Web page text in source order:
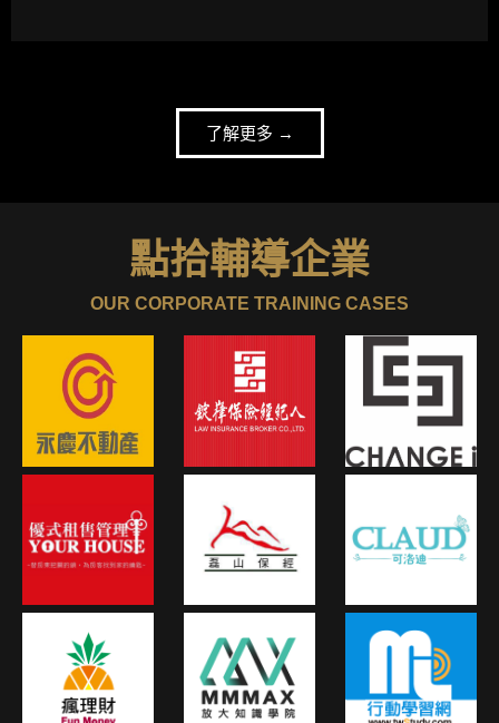
了解更多 →
點拾輔導企業
OUR CORPORATE TRAINING CASES